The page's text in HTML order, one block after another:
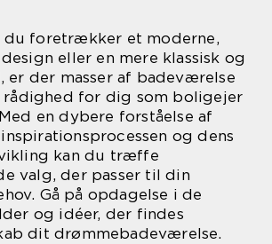
du foretrækker et moderne,
eller en mere klassisk og
er der masser af badeværelse
for dig som boligejer
en dybere forståelse af
og dens
kan du træffe
valg, der passer til din
Gå på opdagelse i de
og idéer, der findes
dit drømmebadeværelse.